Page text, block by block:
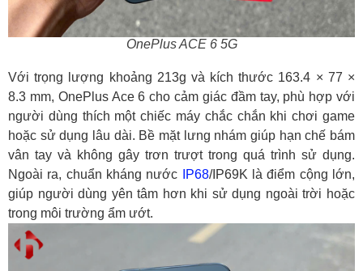
OnePlus ACE 6 5G
Với trọng lượng khoảng 213g và kích thước 163.4 × 77 ×
8.3 mm, OnePlus Ace 6 cho cảm giác đầm tay, phù hợp với
người dùng thích một chiếc máy chắc chắn khi chơi game
hoặc sử dụng lâu dài. Bề mặt lưng nhám giúp hạn chế bám
vân tay và không gây trơn trượt trong quá trình sử dụng.
Ngoài ra, chuẩn kháng nước
IP68/IP69K là điểm cộng lớn,
giúp người dùng yên tâm hơn khi sử dụng ngoài trời hoặc
trong môi trường ẩm ướt.